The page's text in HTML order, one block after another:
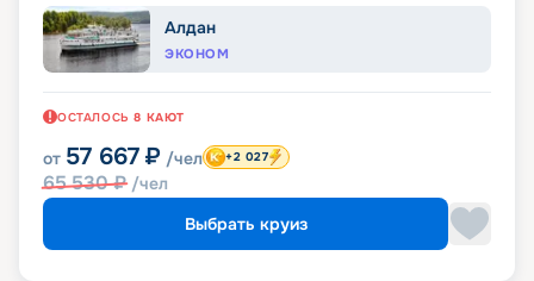
Алдан
ЭКОНОМ
ОСТАЛОСЬ 8 КАЮТ
от 57 667 ₽ /чел
65 530₽ /чел
+2 027
Выбрать круиз